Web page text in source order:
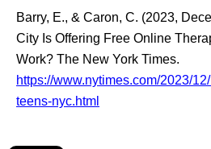
Barry, E., & Caron, C. (2023,
City Is Offering Free Online
Work? The New York Times.
https://www.nytimes.com/2023/
teens-nyc.html